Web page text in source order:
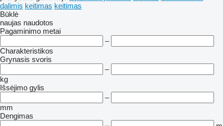
dalimis keitimas keitimas
Būklė
naujas naudotos
Pagaminimo metai
–
Charakteristikos
Grynasis svoris
–
kg
Išsėjimo gylis
–
mm
Dengimas